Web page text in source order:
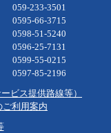
059-233-3501
66-3715
51-5240
25-7131
55-0215
85-2196
ビス提供路線等）
ご利用案内